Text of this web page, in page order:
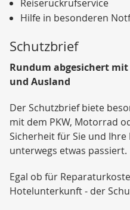
Reiserückrufservice
Hilfe in besonderen
Schutzbrief
Rundum abgesichert
und Ausland
Der Schutzbrief biete
mit dem PKW, Motorrad
Sicherheit für Sie und Ihre
unterwegs etwas passiert.
Egal ob für
Hotelunterkunft - der